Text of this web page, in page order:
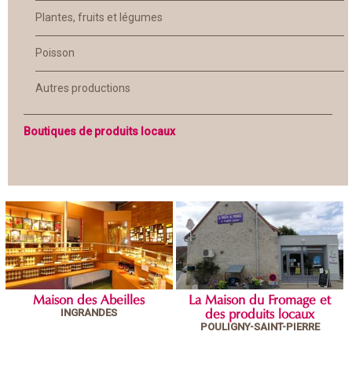
Plantes, fruits et légumes
Poisson
Autres productions
Boutiques de produits locaux
Maison des Abeilles
INGRANDES
La Maison du Fromage et
des produits locaux
POULIGNY-SAINT-PIERRE